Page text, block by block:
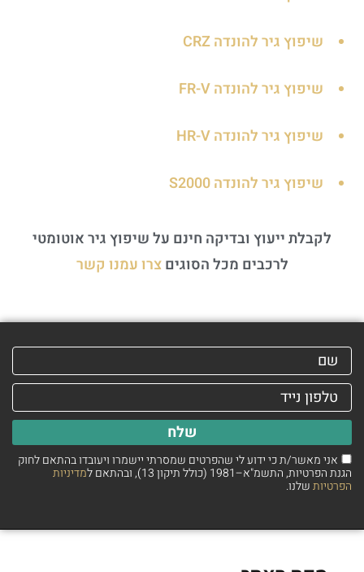
שיפוץ גיר להונדה CRZ
שיפוץ גיר להונדה FR-V
שיפוץ גיר להונדה HR-V
שיפוץ גיר להונדה S2000
לקבלת ייעוץ ובדיקה חינם על שיפוץ גיר אוטומטי
לרכבים מכל הסוגים צרו עמנו קשר
אני מאשר/ת כי ידוע לי שהפרטים שמסרתי יישמרו ויעובדו בהתאם לחוק
הגנת הפרטיות, התשמ"א–1981 (כולל תיקון 13), ובהתאם ל מדיניות
הפרטיותשלנו.
שלח